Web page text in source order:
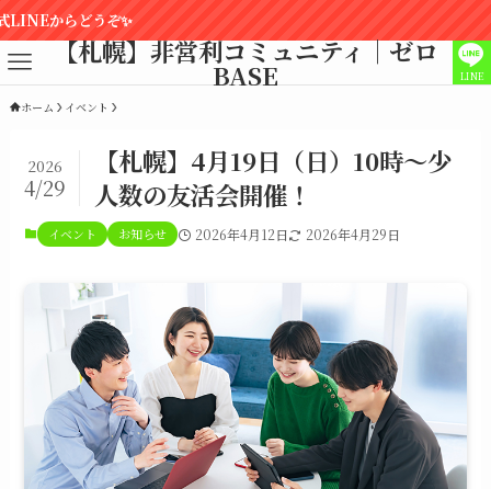
【札幌】非営利コミュニティ｜ゼロ
BASE LINE
ホーム イベント
【札幌】4月19日（日）10時～少
人数の友活会開催！
2026
4/29
イベント お知らせ 2026年4月12日 2026年4月29日